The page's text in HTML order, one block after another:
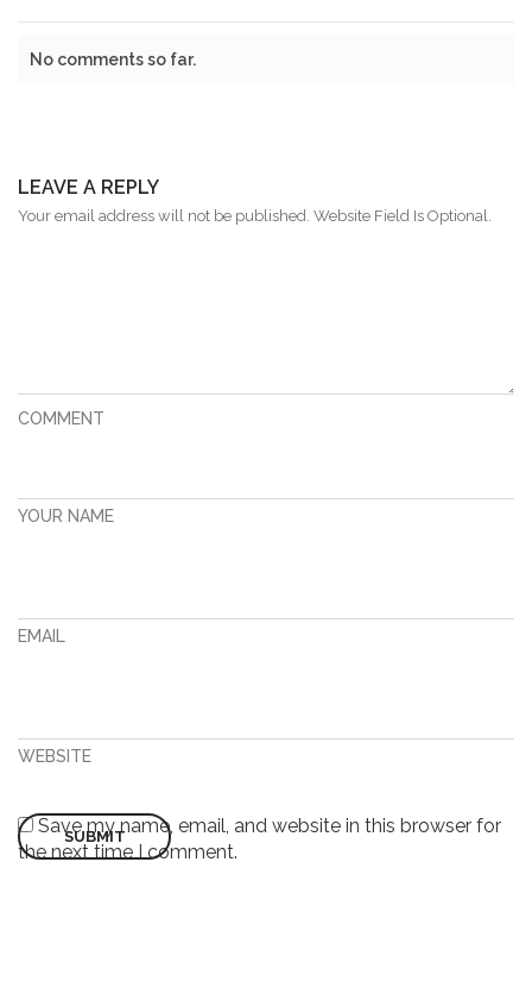
No comments so far.
LEAVE A REPLY
Your email address will not be published. Website Field Is Optional.
COMMENT
YOUR NAME
EMAIL
WEBSITE
Save my name, email, and website in this browser for
the next time I comment.